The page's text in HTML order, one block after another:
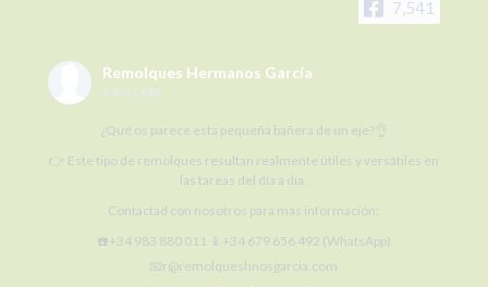
7,541
Remolques Hermanos García
2 days ago
¿Qué os parece esta pequeña bañera de un eje?👌
👉 Este tipo de remolques resultan realmente útiles y versátiles en
las tareas del día a día.
Contactad con nosotros para más información:
☎️+34 983 880 011 📱+34 679 656 492 (WhatsApp)
📧r@remolqueshnosgarcia.com